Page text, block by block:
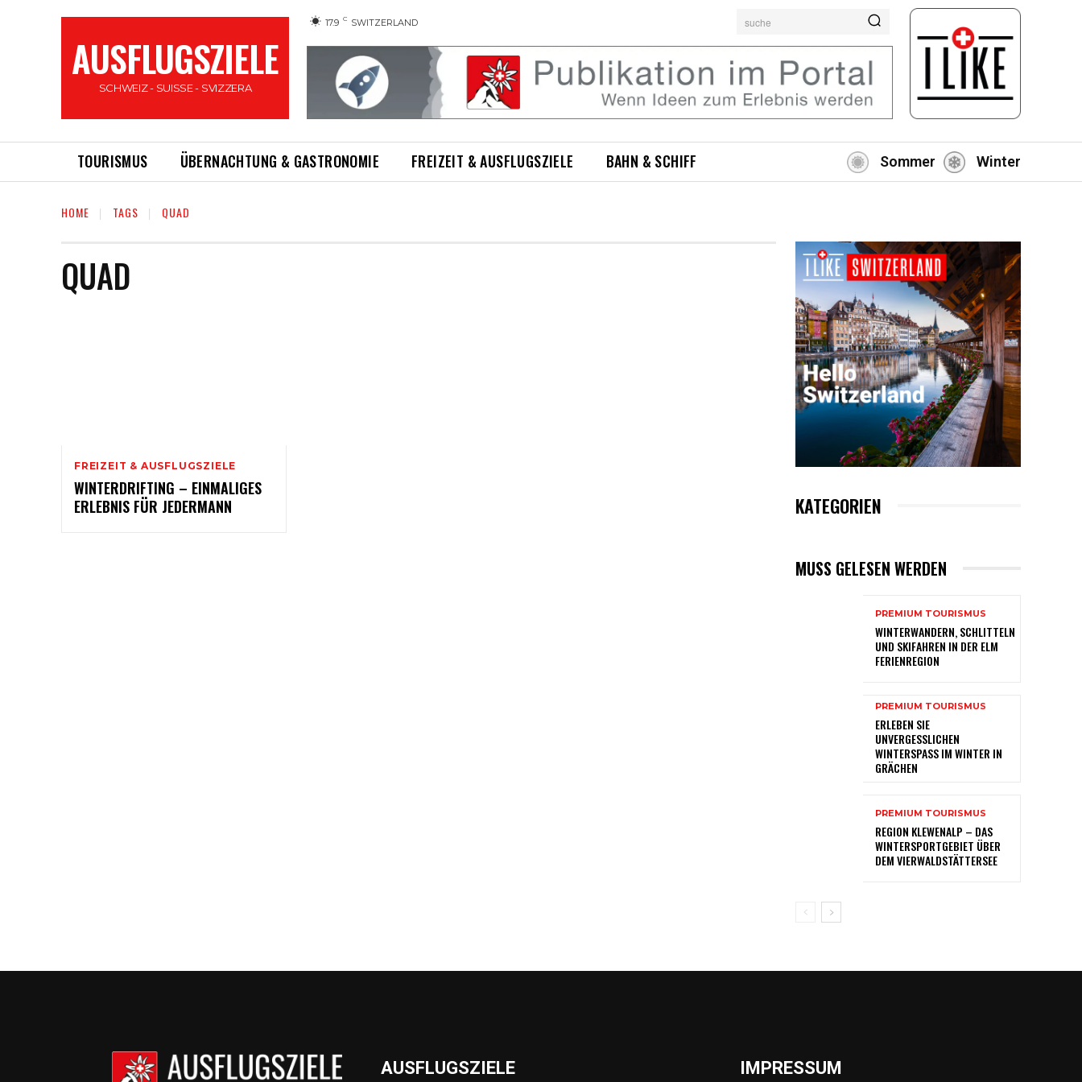
AUSFLUGSZIELE
SCHWEIZ - SUISSE - SVIZZERA
17.9 C SWITZERLAND suche
TOURISMUS ÜBERNACHTUNG & GASTRONOMIE FREIZEIT & AUSFLUGSZIELE BAHN & SCHIFF Sommer Winter
HOME TAGS QUAD
QUAD
FREIZEIT & AUSFLUGSZIELE
WINTERDRIFTING – EINMALIGES
ERLEBNIS FÜR JEDERMANN
KATEGORIEN
MUSS GELESEN WERDEN
PREMIUM TOURISMUS
WINTERWANDERN, SCHLITTELN
UND SKIFAHREN IN DER ELM
FERIENREGION
PREMIUM TOURISMUS
ERLEBEN SIE
UNVERGESSLICHEN
WINTERSPASS IM WINTER IN
GRÄCHEN
PREMIUM TOURISMUS
REGION KLEWENALP – DAS
WINTERSPORTGEBIET ÜBER
DEM VIERWALDSTÄTTERSEE
AUSFLUGSZIELE IMPRESSUM